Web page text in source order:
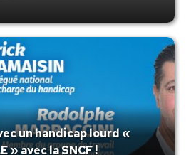
un handicap lourd «
» avec la SNCF !